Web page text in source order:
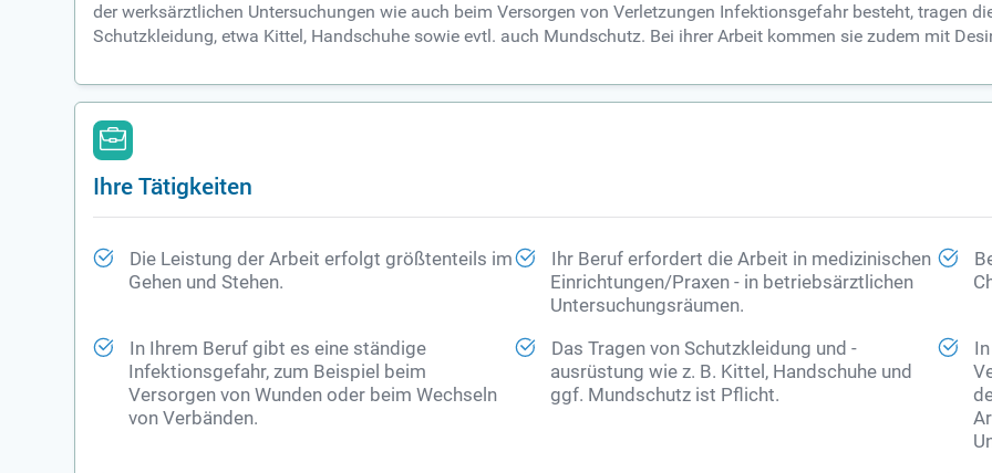
der werksärztlichen Untersuchungen wie auch beim Versorgen von Verletzungen Infektionsgefahr besteht, tragen
Schutzkleidung, etwa Kittel, Handschuhe sowie evtl. auch Mundschutz. Bei ihrer Arbeit kommen sie zudem mit
Ihre Tätigkeiten
Die Leistung der Arbeit erfolgt größtenteils im
Gehen und Stehen.
Ihr Beruf erfordert die Arbeit in medizinischen
Einrichtungen/Praxen - in betriebsärztlichen
Untersuchungsräumen.
In Ihrem Beruf gibt es eine ständige
Infektionsgefahr, zum Beispiel beim
Versorgen von Wunden oder beim Wechseln
von Verbänden.
Das Tragen von Schutzkleidung und -
ausrüstung wie z. B. Kittel, Handschuhe und
ggf. Mundschutz ist Pflicht.